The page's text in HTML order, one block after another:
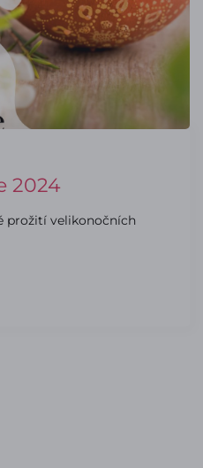
2024
prožití velikonočních